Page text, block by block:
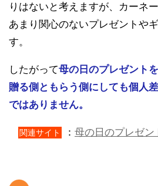
りはないと考えますが、カーネ
あまり関心のないプレゼントや
す。
したがって母の日のプレゼント
贈る側ともらう側にしても個人
ではありません。
関連サイト ： 母の日のプレゼン